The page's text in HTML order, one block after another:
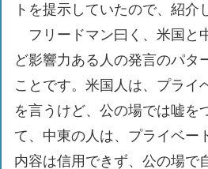
トを提示していたので、紹介
フリードマン曰く、米国と
ど影響力ある人の発言のパタ
ことです。米国人は、プライ
を言うけど、公の場では嘘を
て、中東の人は、プライベー
内容は信用できず、公の場で